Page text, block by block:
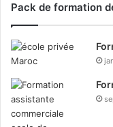
Pack de formation